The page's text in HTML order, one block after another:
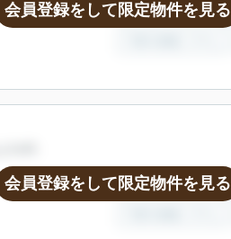
会員登録をして限定物件を見る
会員登録をして限定物件を見る